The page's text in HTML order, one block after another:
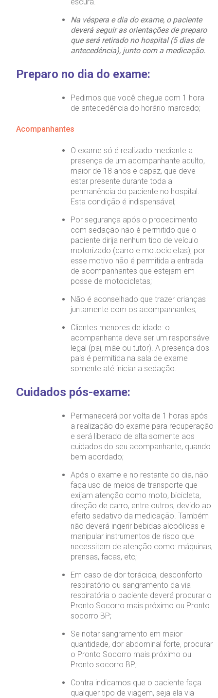
Na véspera e dia do exame, o paciente
deverá seguir as orientações de preparo
que será retirado no hospital (5 dias de
antecedência), junto com a medicação.
Preparo no dia do exame:
Pedimos que você chegue com 1 hora
de antecedência do horário marcado;
Acompanhantes
O exame só é realizado mediante a
presença de um acompanhante adulto,
maior de 18 anos e capaz, que deve
estar presente durante toda a
permanência do paciente no hospital.
Esta condição é indispensável;
Por segurança após o procedimento
com sedação não é permitido que o
paciente dirija nenhum tipo de veículo
motorizado (carro e motocicletas), por
esse motivo não é permitida a entrada
de acompanhantes que estejam em
posse de motocicletas;
Não é aconselhado que trazer crianças
juntamente com os acompanhantes;
Clientes menores de idade: o
acompanhante deve ser um responsável
legal (pai, mãe ou tutor). A presença dos
pais é permitida na sala de exame
somente até iniciar a sedação.
Cuidados pós-exame:
Permanecerá por volta de 1 horas após
a realização do exame para recuperação
e será liberado de alta somente aos
cuidados do seu acompanhante, quando
bem acordado;
Após o exame e no restante do dia, não
faça uso de meios de transporte que
exijam atenção como moto, bicicleta,
direção de carro, entre outros, devido ao
efeito sedativo da medicação. Também
não deverá ingerir bebidas alcoólicas e
manipular instrumentos de risco que
necessitem de atenção como: máquinas,
prensas, facas, etc;
Em caso de dor torácica, desconforto
respiratório ou sangramento da via
respiratória o paciente deverá procurar o
Pronto Socorro mais próximo ou Pronto
socorro BP;
Se notar sangramento em maior
quantidade, dor abdominal forte, procurar
o Pronto Socorro mais próximo ou
Pronto socorro BP;
Contra indicamos que o paciente faça
qualquer tipo de viagem, seja ela via